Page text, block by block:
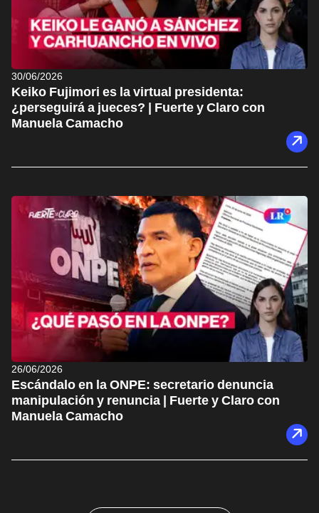
30/06/2026
Keiko Fujimori es la virtual presidenta:
¿perseguirá a jueces? | Fuerte y Claro con
Manuela Camacho
26/06/2026
Escándalo en la ONPE: secretario denuncia
manipulación y renuncia | Fuerte y Claro con
Manuela Camacho